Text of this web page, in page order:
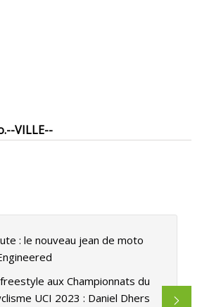
--VILLE--
: le nouveau jean de moto
aux Championnats du
UCI 2023 : Daniel Dhers